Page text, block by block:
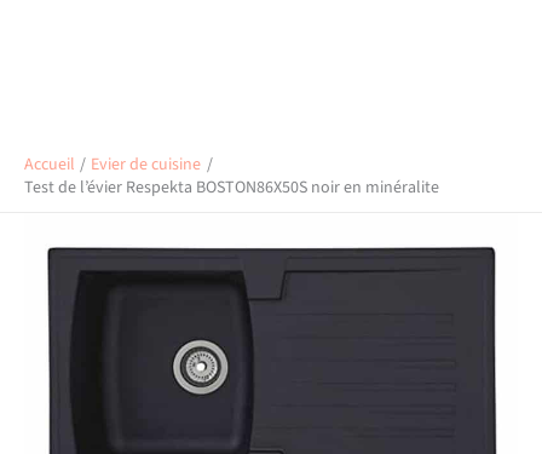
Accueil
Evier de cuisine
Test de l’évier Respekta BOSTON86X50S noir en minéralite